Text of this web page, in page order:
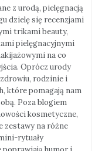
z urodą, pielęgnacją
dzielę się recenzjami
trikami beauty,
pielęgnacyjnymi
na co
Oprócz urody
rodzinie i
które pomagają nam
Poza blogiem
kosmetyczne,
zestawy na różne
rytuały